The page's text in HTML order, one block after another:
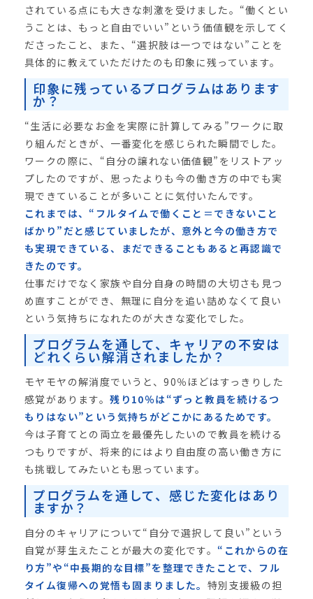
されている点にも大きな刺激を受けました。“働くとい
うことは、もっと自由でいい”という価値観を示してく
ださったこと、また、“選択肢は一つではない”ことを
具体的に教えていただけたのも印象に残っています。
印象に残っているプログラムはあります
か？
“生活に必要なお金を実際に計算してみる”ワークに取
り組んだときが、一番変化を感じられた瞬間でした。
ワークの際に、“自分の譲れない価値観”をリストアッ
プしたのですが、思ったよりも今の働き方の中でも実
現できていることが多いことに気付いたんです。
これまでは、“フルタイムで働くこと＝できないこと
ばかり”だと感じていましたが、意外と今の働き方で
も実現できている、まだできることもあると再認識で
きたのです。
仕事だけでなく家族や自分自身の時間の大切さも見つ
め直すことができ、無理に自分を追い詰めなくて良い
という気持ちになれたのが大きな変化でした。
プログラムを通して、キャリアの不安は
どれくらい解消されましたか？
モヤモヤの解消度でいうと、90％ほどはすっきりした
感覚があります。残り10％は“ずっと教員を続けるつ
もりはない”という気持ちがどこかにあるためです。
今は子育てとの両立を最優先したいので教員を続ける
つもりですが、将来的にはより自由度の高い働き方に
も挑戦してみたいとも思っています。
プログラムを通して、感じた変化はあり
ますか？
自分のキャリアについて“自分で選択して良い”という
自覚が芽生えたことが最大の変化です。 “これからの在
り方”や“中長期的な目標”を整理できたことで、フル
タイム復帰への覚悟も固まりました。 特別支援級の担